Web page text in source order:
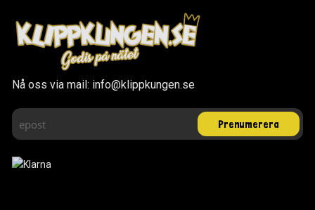
Nå oss via mail: info@klippkungen.se